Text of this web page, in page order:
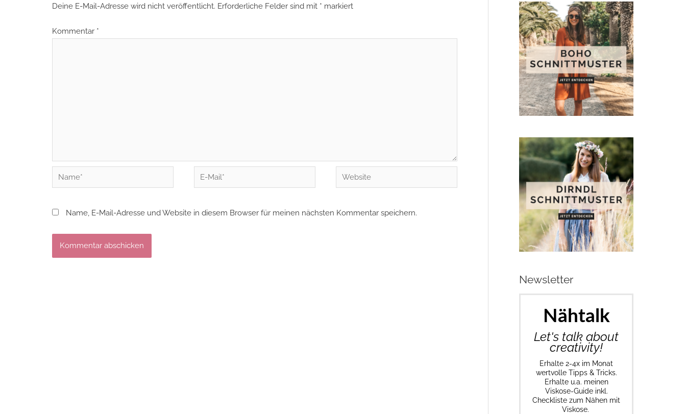
Deine E-Mail-Adresse wird nicht veröffentlicht. Erforderliche Felder sind mit * markiert
Kommentar *
Name*
E-
Mail*
Website
Name, E-Mail-Adresse und Website in diesem Browser für meinen nächsten Kommentar speichern.
Newsletter
Nähtalk
Let's talk about
creativity!
Erhalte 2-4x im Monat
wertvolle Tipps & Tricks.
Erhalte u.a. meinen
Viskose-Guide inkl.
Checkliste zum Nähen mit
Viskose.